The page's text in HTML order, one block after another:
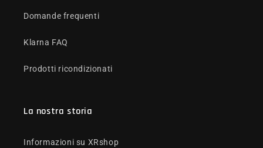
Domande frequenti
Klarna FAQ
Prodotti ricondizionati
La nostra storia
Informazioni su XRshop